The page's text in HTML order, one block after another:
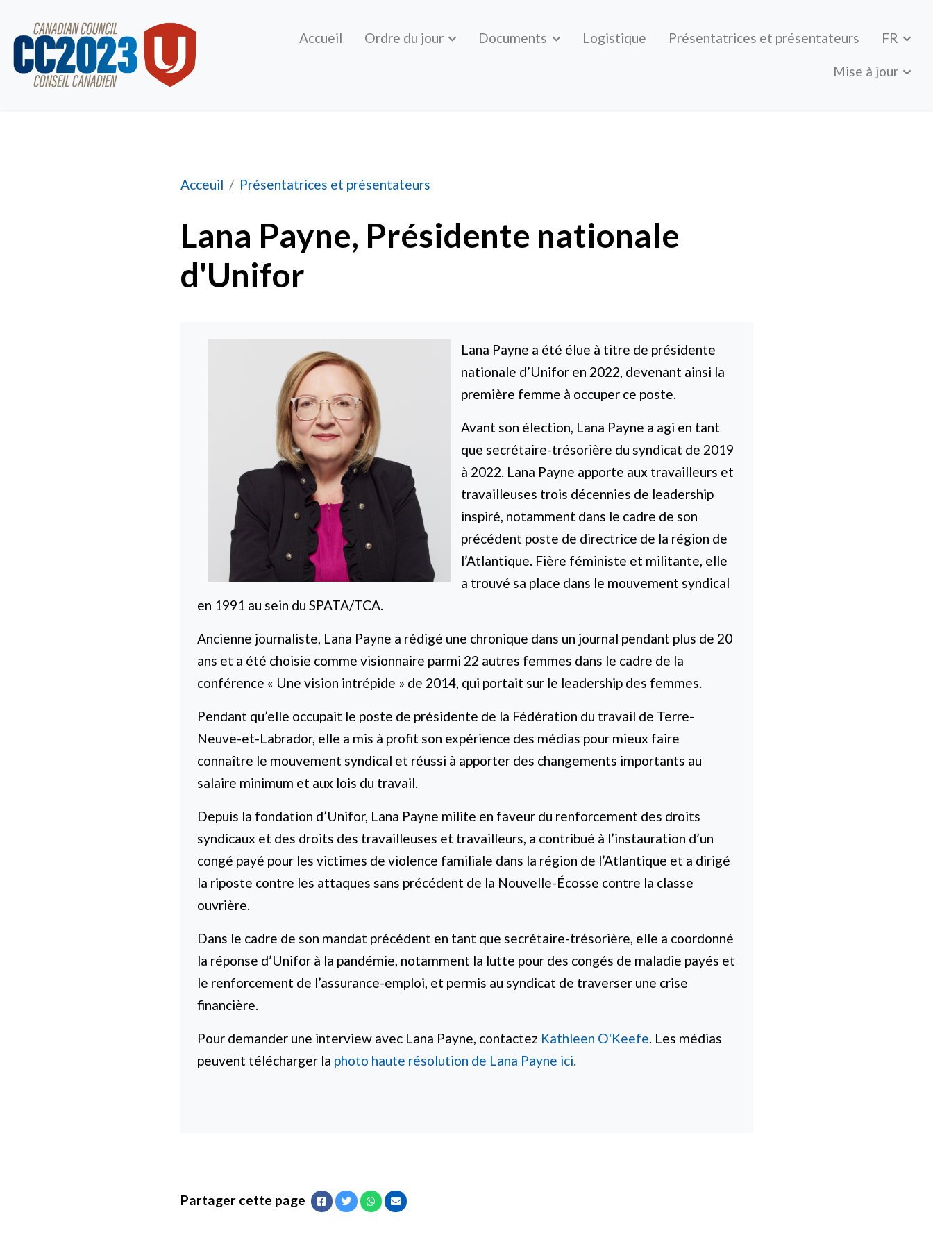
Accueil Ordre du jour Documents Logistique Présentatrices et présentateurs FR
Mise à jour
Acceuil Présentatrices et présentateurs
Lana Payne, Présidente nationale d'Unifor
Lana Payne, Présidente nationale
d'Unifor
Lana Payne a été élue à titre de présidente
nationale d’Unifor en 2022, devenant ainsi la
première femme à occuper ce poste.
Avant son élection, Lana Payne a agi en tant
que secrétaire-trésorière du syndicat de 2019
à 2022. Lana Payne apporte aux travailleurs et
travailleuses trois décennies de leadership
inspiré, notamment dans le cadre de son
précédent poste de directrice de la région de
l’Atlantique. Fière féministe et militante, elle
a trouvé sa place dans le mouvement syndical
en 1991 au sein du SPATA/TCA.
Ancienne journaliste, Lana Payne a rédigé une chronique dans un journal pendant plus de 20
ans et a été choisie comme visionnaire parmi 22 autres femmes dans le cadre de la
conférence « Une vision intrépide » de 2014, qui portait sur le leadership des femmes.
Pendant qu’elle occupait le poste de présidente de la Fédération du travail de Terre-
Neuve-et-Labrador, elle a mis à profit son expérience des médias pour mieux faire
connaître le mouvement syndical et réussi à apporter des changements importants au
salaire minimum et aux lois du travail.
Depuis la fondation d’Unifor, Lana Payne milite en faveur du renforcement des droits
syndicaux et des droits des travailleuses et travailleurs, a contribué à l’instauration d’un
congé payé pour les victimes de violence familiale dans la région de l’Atlantique et a dirigé
la riposte contre les attaques sans précédent de la Nouvelle-Écosse contre la classe
ouvrière.
Dans le cadre de son mandat précédent en tant que secrétaire-trésorière, elle a coordonné
la réponse d’Unifor à la pandémie, notamment la lutte pour des congés de maladie payés et
le renforcement de l’assurance-emploi, et permis au syndicat de traverser une crise
financière.
Pour demander une interview avec Lana Payne, contactez Kathleen O'Keefe. Les médias
peuvent télécharger la photo haute résolution de Lana Payne ici.
Partager cette page Facebook
TwitterWhatsappCourriel